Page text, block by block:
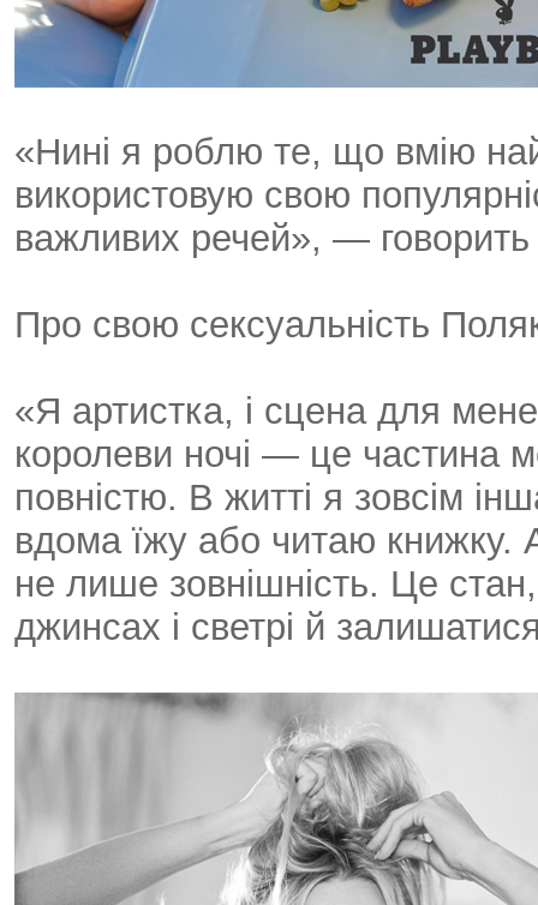
«Нині я роблю те, що вмію
використовую свою
важливих речей», — говорить
Про свою сексуальність
«Я артистка, і сцена для
королеви ночі — це частина
повністю. В житті я зовсім
вдома їжу або читаю
не лише зовнішність. Це
джинсах і светрі й